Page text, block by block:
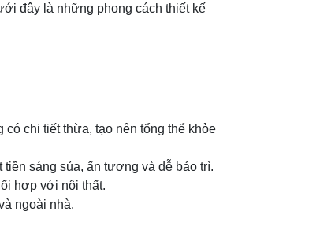
đây là những phong cách thiết kế
chi tiết thừa, tạo nên tổng thể khỏe
sáng sủa, ấn tượng và dễ bảo trì.
hợp với nội thất.
ngoài nhà.